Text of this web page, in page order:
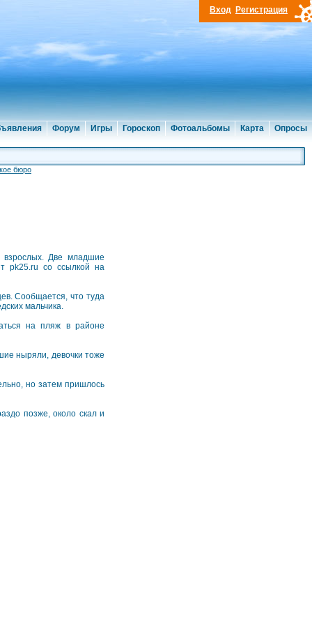
Форум Игры Гороскоп Фотоальбомы Карта Опросы
Вход Регистрация
бюро
Две младшие
pk25.ru со ссылкой на
Сообщается, что туда
мальчика.
на пляж в районе
ныряли, девочки тоже
но затем пришлось
позже, около скал и